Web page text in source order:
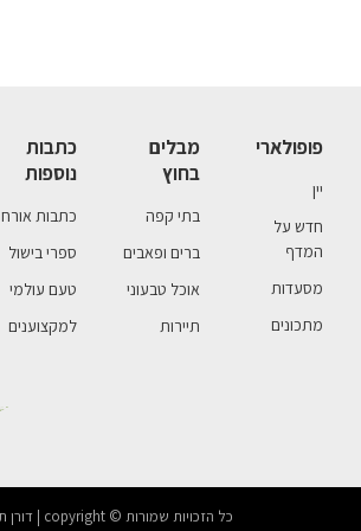
פופולארי
יין
חדש על
המדף
מסעדות
מתכונים
מבלים
בחוץ
בתי קפה
ברים ופאבים
אוכל טבעוני
תיירות
כתבות
נוספות
כתבות אורח
ספרי בישול
טעם עולמי
למקצוענים
כל הזכויות שמורות © copyright | דורן תקשורת